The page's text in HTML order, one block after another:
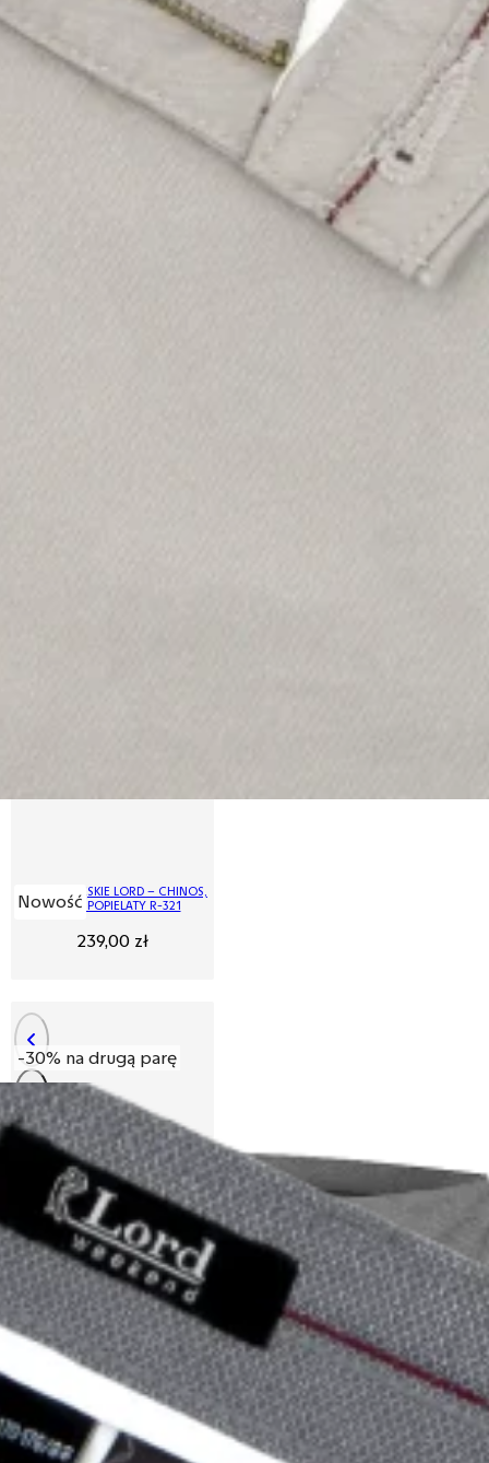
Nowość
SPODNIE MĘSKIE LORD – CHINOS,
KOLOR POPIELATY R-321
239,00 zł
-30% na drugą parę